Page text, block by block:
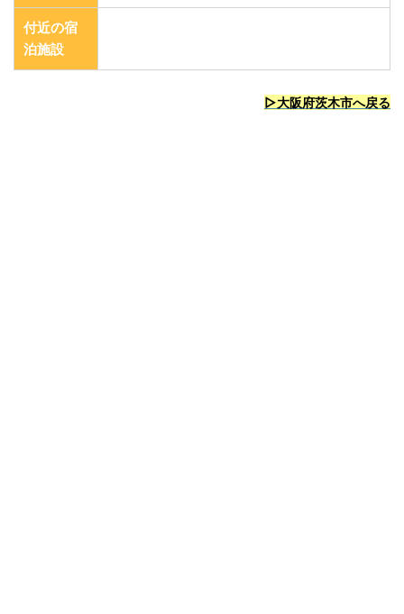
付近の宿
泊施設
▷大阪府茨木市へ戻る